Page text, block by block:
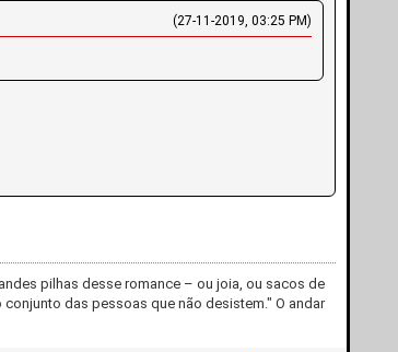
(27-11-2019, 03:25 PM)
pilhas desse romance – ou joia, ou sacos de
conjunto das pessoas que não desistem." O andar